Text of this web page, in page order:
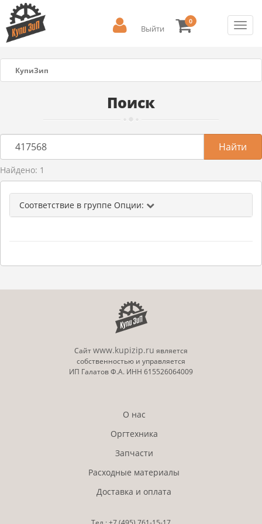
Выйти
0
КупиЗип
Поиск
Найдено: 1
Соответствие в группе Опции:
Сайтwww.kupizip.ru является
собственностью и управляется
ИП Галатов Ф.А. ИНН 615526064009
О нас
Оргтехника
Запчасти
Расходные материалы
Доставка и оплата